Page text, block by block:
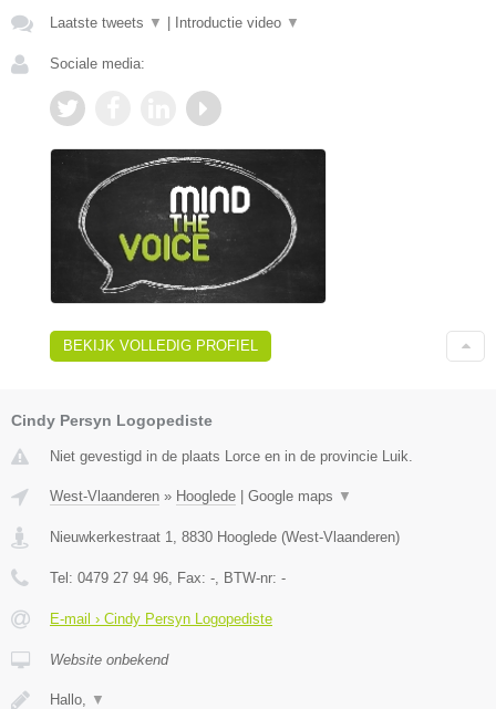
Laatste tweets ▼ Introductie video ▼
Sociale media:
BEKIJK VOLLEDIG PROFIEL
Cindy Persyn Logopediste
Niet gevestigd in de plaats Lorce en in de provincie Luik.
West-Vlaanderen » Hooglede Google maps ▼
Nieuwkerkestraat 1 8830 Hooglede (West-Vlaanderen)
Tel: 0479 27 94 96 , Fax: - , BTW-nr: -
E-mail › Cindy Persyn Logopediste
Website onbekend
Hallo, ▼